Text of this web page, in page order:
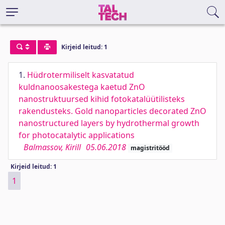
Kirjeid leitud: 1
1. Hüdrotermiliselt kasvatatud
kuldnanoosakestega kaetud ZnO
nanostruktuursed kihid fotokatalüütilisteks
rakendusteks. Gold nanoparticles decorated ZnO
nanostructured layers by hydrothermal growth
for photocatalytic applications
Balmassov, Kirill 05.06.2018 magistritööd
Kirjeid leitud: 1
1